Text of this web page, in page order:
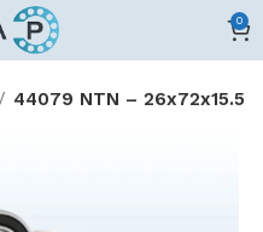
0
44079 NTN – 26x72x15.5